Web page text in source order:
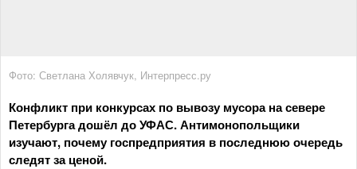
Фото: Светлана Холявчук, Интерпресс.ру
Конфликт при конкурсах по вывозу мусора на севере
Петербурга дошёл до УФАС. Антимонопольщики
изучают, почему госпредприятия в последнюю очередь
следят за ценой.